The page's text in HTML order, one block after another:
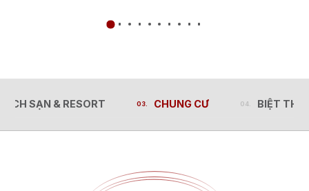
SẠN & RESORT
SẠN & RESORT
CHUNG CƯ
CHUNG CƯ
BIỆT THỰ
BIỆT THỰ